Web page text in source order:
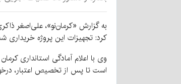
به گزارش «کرمان‌نو»، علی‌اصغر
کرد: تجهیزات این پروژه خریداری
است تا پس از تخصیص اعتبار،